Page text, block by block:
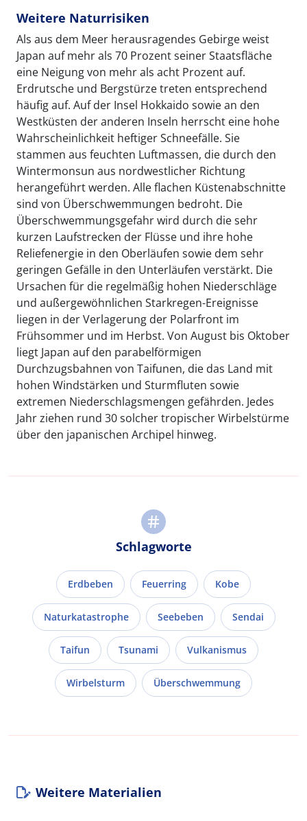
Weitere Naturrisiken
Als aus dem Meer herausragendes Gebirge weist
Japan auf mehr als 70 Prozent seiner Staatsfläche
eine Neigung von mehr als acht Prozent auf.
Erdrutsche und Bergstürze treten entsprechend
häufig auf. Auf der Insel Hokkaido sowie an den
Westküsten der anderen Inseln herrscht eine hohe
Wahrscheinlichkeit heftiger Schneefälle. Sie
stammen aus feuchten Luftmassen, die durch den
Wintermonsun aus nordwestlicher Richtung
herangeführt werden. Alle flachen Küstenabschnitte
sind von Überschwemmungen bedroht. Die
Überschwemmungsgefahr wird durch die sehr
kurzen Laufstrecken der Flüsse und ihre hohe
Reliefenergie in den Oberläufen sowie dem sehr
geringen Gefälle in den Unterläufen verstärkt. Die
Ursachen für die regelmäßig hohen Niederschläge
und außergewöhnlichen Starkregen-Ereignisse
liegen in der Verlagerung der Polarfront im
Frühsommer und im Herbst. Von August bis Oktober
liegt Japan auf den parabelförmigen
Durchzugsbahnen von Taifunen, die das Land mit
hohen Windstärken und Sturmfluten sowie
extremen Niederschlagsmengen gefährden. Jedes
Jahr ziehen rund 30 solcher tropischer Wirbelstürme
über den japanischen Archipel hinweg.
Schlagworte
Erdbeben Feuerring Kobe
Naturkatastrophe Seebeben Sendai
Taifun Tsunami Vulkanismus
Wirbelsturm Überschwemmung
Weitere Materialien